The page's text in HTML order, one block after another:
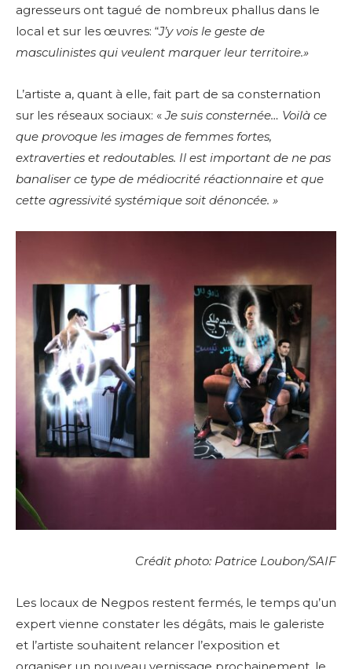
agresseurs ont tagué de nombreux phallus dans le
local et sur les œuvres: “J’y vois le geste de
masculinistes qui veulent marquer leur territoire.»
L’artiste a, quant à elle, fait part de sa consternation
sur les réseaux sociaux: «Je suis consternée… Voilà ce
que provoque les images de femmes fortes,
extraverties et redoutables. Il est important de ne pas
banaliser ce type de médiocrité réactionnaire et que
cette agressivité systémique soit dénoncée. »
Crédit photo: Patrice Loubon/SAIF
Les locaux de Negpos restent fermés, le temps qu’un
expert vienne constater les dégâts, mais le galeriste
et l’artiste souhaitent relancer l’exposition et